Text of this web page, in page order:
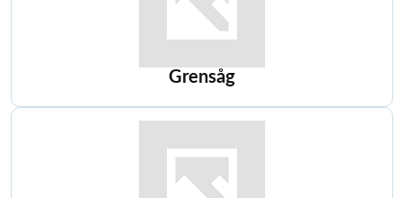
Grensåg